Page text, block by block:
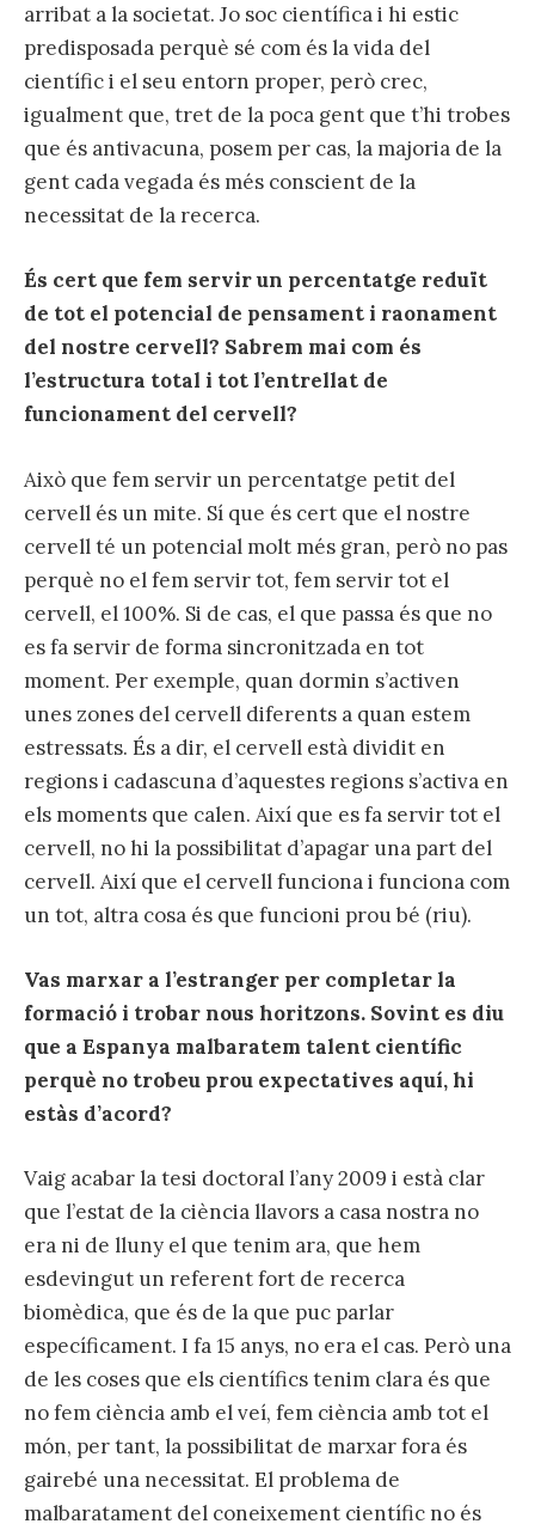
arribat a la societat. Jo soc científica i hi estic
predisposada perquè sé com és la vida del
científic i el seu entorn proper, però crec,
igualment que, tret de la poca gent que t’hi trobes
que és antivacuna, posem per cas, la majoria de la
gent cada vegada és més conscient de la
necessitat de la recerca.
És cert que fem servir un percentatge reduït
de tot el potencial de pensament i raonament
del nostre cervell? Sabrem mai com és
l’estructura total i tot l’entrellat de
funcionament del cervell?
Això que fem servir un percentatge petit del
cervell és un mite. Sí que és cert que el nostre
cervell té un potencial molt més gran, però no pas
perquè no el fem servir tot, fem servir tot el
cervell, el 100%. Si de cas, el que passa és que no
es fa servir de forma sincronitzada en tot
moment. Per exemple, quan dormin s’activen
unes zones del cervell diferents a quan estem
estressats. És a dir, el cervell està dividit en
regions i cadascuna d’aquestes regions s’activa en
els moments que calen. Així que es fa servir tot el
cervell, no hi la possibilitat d’apagar una part del
cervell. Així que el cervell funciona i funciona com
un tot, altra cosa és que funcioni prou bé (riu).
Vas marxar a l’estranger per completar la
formació i trobar nous horitzons. Sovint es diu
que a Espanya malbaratem talent científic
perquè no trobeu prou expectatives aquí, hi
estàs d’acord?
Vaig acabar la tesi doctoral l’any 2009 i està clar
que l’estat de la ciència llavors a casa nostra no
era ni de lluny el que tenim ara, que hem
esdevingut un referent fort de recerca
biomèdica, que és de la que puc parlar
específicament. I fa 15 anys, no era el cas. Però una
de les coses que els científics tenim clara és que
no fem ciència amb el veí, fem ciència amb tot el
món, per tant, la possibilitat de marxar fora és
gairebé una necessitat. El problema de
malbaratament del coneixement científic no és